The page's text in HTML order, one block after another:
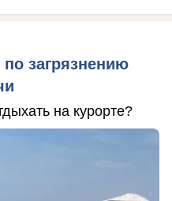
загрязнению
на курорте?